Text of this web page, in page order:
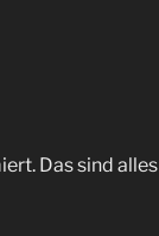
Das sind alles